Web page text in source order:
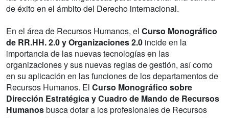
de éxito en el ámbito del Derecho internacional.
En el área de Recursos Humanos, el Curso Monográfico
de RR.HH. 2.0 y Organizaciones 2.0 incide en la
importancia de las nuevas tecnologías en las
organizaciones y sus nuevas reglas de gestión, así como
en su aplicación en las funciones de los departamentos de
Recursos Humanos. El Curso Monográfico sobre
Dirección Estratégica y Cuadro de Mando de Recursos
Humanosbusca dotar a los profesionales de Recursos